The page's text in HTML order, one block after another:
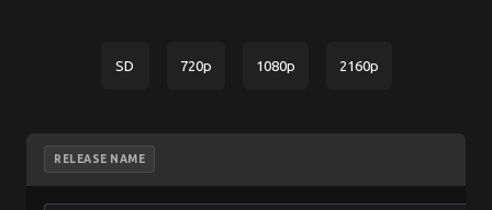
SD 720p 1080p 2160p
RELEASE NAME